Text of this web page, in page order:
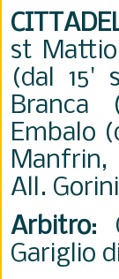
st
(dal 15'
Branca
Embalo
Manfrin,
All.
Arbitro:
Gariglio